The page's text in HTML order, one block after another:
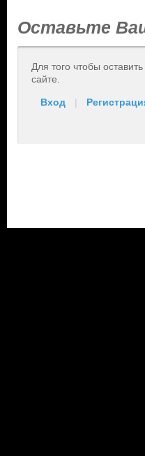
Оставьте
Для того чтобы
сайте.
Вход |